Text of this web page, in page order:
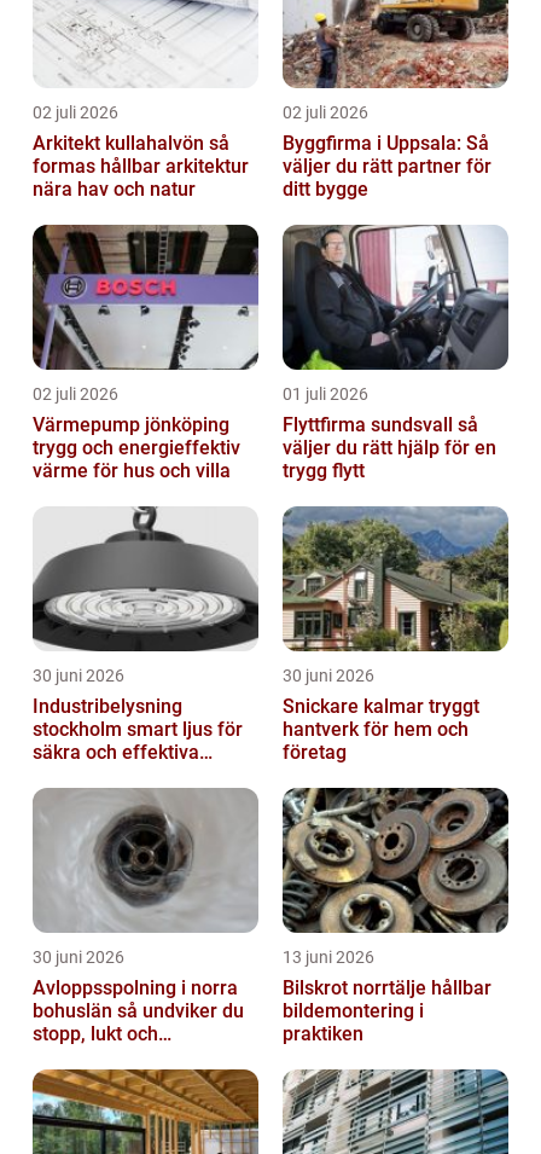
02 juli 2026
Arkitekt kullahalvön så
formas hållbar arkitektur
nära hav och natur
02 juli 2026
Byggfirma i Uppsala: Så
väljer du rätt partner för
ditt bygge
02 juli 2026
Värmepump jönköping
trygg och energieffektiv
värme för hus och villa
01 juli 2026
Flyttfirma sundsvall så
väljer du rätt hjälp för en
trygg flytt
30 juni 2026
Industribelysning
stockholm smart ljus för
säkra och effektiva
30 juni 2026
Snickare kalmar tryggt
hantverk för hem och
företag
30 juni 2026
Avloppsspolning i norra
bohuslän så undviker du
stopp, lukt och
13 juni 2026
Bilskrot norrtälje hållbar
bildemontering i
praktiken